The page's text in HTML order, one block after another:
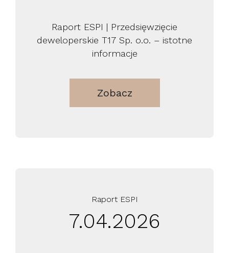
Raport ESPI | Przedsięwzięcie
deweloperskie T17 Sp. o.o. – istotne
informacje
Zobacz
Raport ESPI
7.04.2026